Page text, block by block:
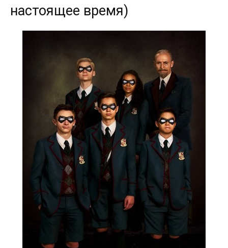
настоящее время)